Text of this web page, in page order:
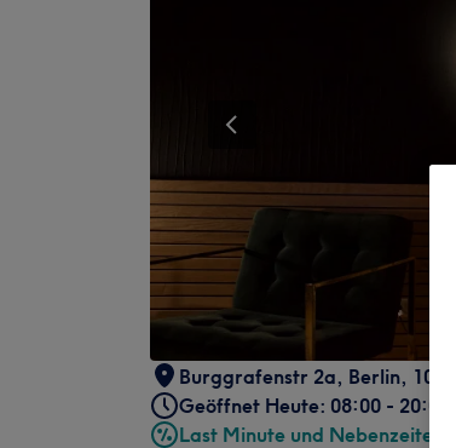
Burggrafenstr 2a, Berlin, 10787
Geöffnet Heute: 08:00 - 20:00
Last Minute und Nebenzeiten